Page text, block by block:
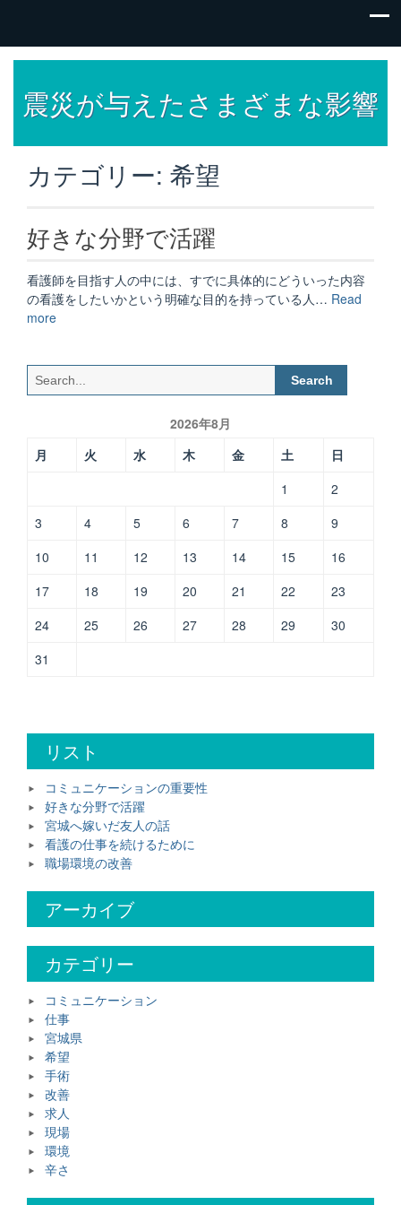
震災が与えたさまざまな影響
カテゴリー: 希望
好きな分野で活躍
看護師を目指す人の中には、すでに具体的にどういった内容
の看護をしたいかという明確な目的を持っている人… Read
more“好
野
Search
for:
2026年8月
月
火 水 木 金 土
日
1
2
3
4 5 6 7 8
9
10
11 12 13 14 15
16
17
18 19 20 21 22
23
24
25 26 27 28 29
30
31
リスト
コミュニケーションの重要性
好きな分野で活躍
宮城へ嫁いだ友人の話
看護の仕事を続けるために
職場環境の改善
アーカイブ
カテゴリー
コミュニケーション
仕事
宮城県
希望
手術
改善
求人
現場
環境
辛さ